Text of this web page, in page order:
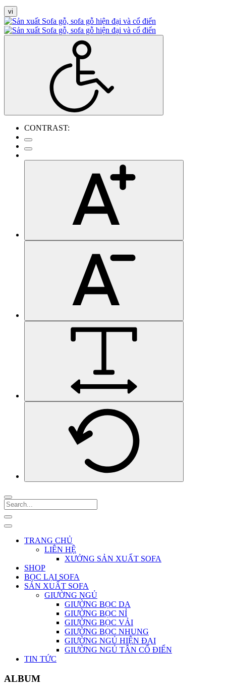
vi
CONTRAST:
TRANG CHỦ
LIÊN HỆ
XƯỞNG SẢN XUẤT SOFA
SHOP
BỌC LẠI SOFA
SẢN XUẤT SOFA
GIƯỜNG NGỦ
GIƯỜNG BỌC DA
GIƯỜNG BỌC NỈ
GIƯỜNG BỌC VẢI
GIƯỜNG BỌC NHUNG
GIƯỜNG NGỦ HIỆN ĐẠI
GIƯỜNG NGỦ TÂN CỔ ĐIỂN
TIN TỨC
ALBUM